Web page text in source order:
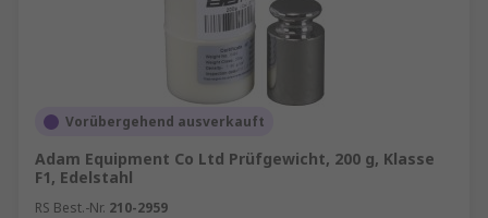
Vorübergehend ausverkauft
Adam Equipment Co Ltd Prüfgewicht, 200 g, Klasse
F1, Edelstahl
RS Best.-Nr. 210-2959